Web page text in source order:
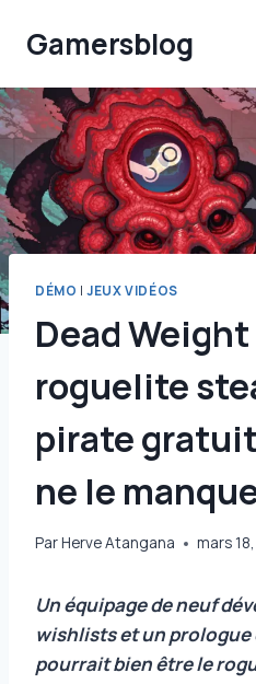
Gamersblog
DÉMO |JEUX VIDÉOS
Dead Weight
roguelite
pirate
ne le
ParHerve Atangana mars
Un équipage de neuf
wishlists et un prologue
pourrait bien être le